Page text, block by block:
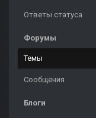
Ответы статуса
Форумы
Темы
Сообщения
Блоги